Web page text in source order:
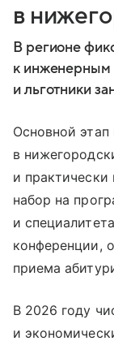
в
В регионе
к инженерным
и льготники
Основной
в
и
набор на
и
конференции,
приема
В 2026 году
и